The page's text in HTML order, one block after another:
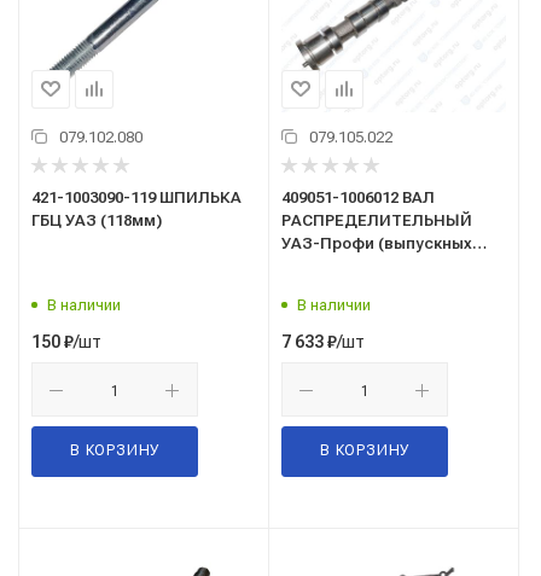
079.102.080
421-1003090-119 ШПИЛЬКА
ГБЦ УАЗ (118мм)
В наличии
150₽/шт
В КОРЗИНУ
079.105.022
409051-1006012 ВАЛ
РАСПРЕДЕЛИТЕЛЬНЫЙ
УАЗ-Профи (выпускных
В наличии
7 633₽/шт
В КОРЗИНУ